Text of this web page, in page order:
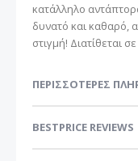
κατάλληλο
δυνατό και καθαρό,
στιγμή! Διατίθεται
ΠΕΡΙΣΣΌΤΕΡΕΣ
BESTPRICE REVIEWS